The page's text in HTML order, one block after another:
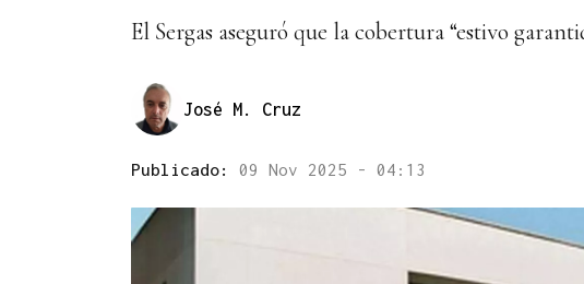
El Sergas aseguró que la cobertura “estivo
José M. Cruz
Publicado: 09 Nov 2025 - 04:13